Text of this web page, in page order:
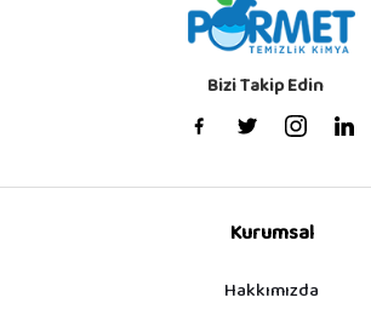
Bizi Takip Edin
Kurumsal
Hakkımızda